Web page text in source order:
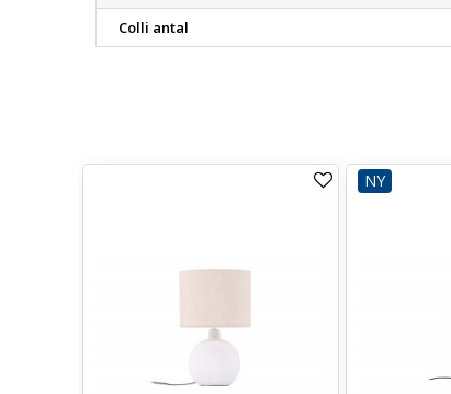
Colli antal
NY